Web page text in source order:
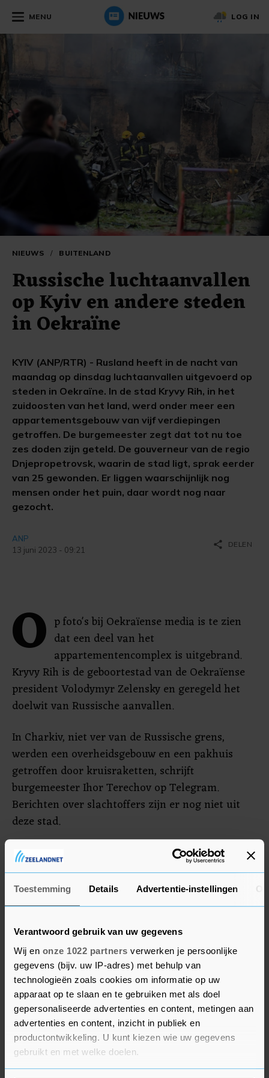
Toestemming Details Advertentie-instellingen
Verantwoord gebruik van uw gegevens
Wij en onze 1022 partners verwerken je persoonlijke
gegevens (bijv. uw IP-adres) met behulp van
technologieën zoals cookies om informatie op uw
apparaat op te slaan en te gebruiken met als doel
gepersonaliseerde advertenties en content, metingen aan
advertenties en content, inzicht in publiek en
productontwikkeling. U kunt kiezen wie uw gegevens
gebruikt en met welke doelen.
MENU LOG IN
NIEUWS / BUITENLAND
Russische luchtaanvallen
op Kyiv en andere steden
in Oekraïne
KYIV (ANP/RTR) - Rusland heeft in de nacht van
maandag op dinsdag luchtaanvallen uitgevoerd op
steden in Oekraïne. In de stad Kryvy Rih, in het
zuidoosten van het land, werd onder meer een
appartementsgebouw van vijf verdiepingen
getroffen. De burgemeester zegt dat tot nu toe
zes doden zijn geteld. De gouverneur van de regio
Dnjepropetrovsk, waarin de stad ligt, sprak eerder
van 25 gewonden. Er liggen waarschijnlijk nog
mensen onder het puin, daar wordt nog naar
gezocht.
ANP
13 juni 2023 - 09:21
share DELEN
O p foto's bij Oekraïense media is te zien
dat een deel van het
appartementencomplex is uitgebrand.
Kryvy Rih is de geboortestad van de Oekraïense
president Volodymyr Zelensky en geregeld het
doelwit van Russische aanvallen.
In Charkiv, niet ver van de Russische grens,
werden een overheidsgebouw en een pakhuis
getroffen door kruisraketten, schrijft
burgemeester Ihor Terechov op Telegram.
Berichten over slachtoffers zijn er nog niet uit
deze stad.
Ook Kyiv werd aangevallen met kruisraketten,
melden de militaire autoriteiten in de Oekraïense
hoofdstad. De luchtverdediging zou erin geslaagd
zijn die allemaal uit de lucht te schieten.